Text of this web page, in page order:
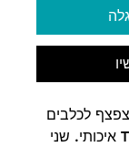
לכלבים
עשוי מגומי קצף ו-TPR איכותי. שני